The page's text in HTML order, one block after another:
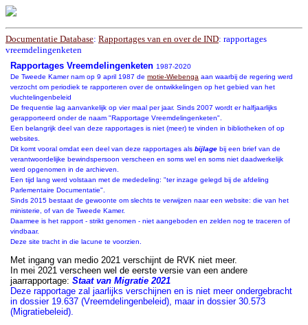
Documentatie Database: Rapportages van en over de IND: rapportages
vreemdelingenketen
Rapportages Vreemdelingenketen 1987-2020
De Tweede Kamer nam op 9 april 1987 de motie-Wiebenga aan waarbij de regering werd
verzocht om periodiek te rapporteren over de ontwikkelingen op het gebied van het
vluchtelingenbeleid
De frequentie lag aanvankelijk op vier maal per jaar. Sinds 2007 wordt er halfjaarlijks
gerapporteerd onder de naam "Rapportage Vreemdelingenketen".
Een belangrijk deel van deze rapportages is niet (meer) te vinden in bibliotheken of op
websites.
Dit komt vooral omdat een deel van deze rapportages als bijlage bij een brief van de
verantwoordelijke bewindspersoon verscheen en soms wel en soms niet daadwerkelijk
werd opgenomen in de archieven.
Een tijd lang werd volstaan met de mededeling: "ter inzage gelegd bij de afdeling
Parlementaire Documentatie".
Sinds 2015 bestaat de gewoonte om slechts te verwijzen naar een website: die van het
ministerie, of van de Tweede Kamer.
Daarmee is het rapport - strikt genomen - niet aangeboden en zelden nog te traceren of
vindbaar.
Deze site tracht in die lacune te voorzien.
Met ingang van medio 2021 verschijnt de RVK niet meer.
In mei 2021 verscheen wel de eerste versie van een andere
jaarrapportage: Staat van Migratie 2021
Deze rapportage zal jaarlijks verschijnen en is niet meer ondergebracht
in dossier 19.637 (Vreemdelingenbeleid), maar in dossier 30.573
(Migratiebeleid).